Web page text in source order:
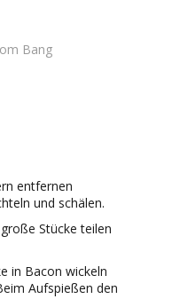
Bang
entfernen
und schälen.
Stücke teilen
in Bacon wickeln
Aufspießen den